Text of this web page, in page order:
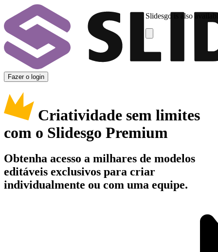
Slidesgo is also
Fazer o login
Criatividade sem limites
com o Slidesgo Premium
Obtenha acesso a milhares de modelos
editáveis exclusivos para criar
individualmente ou com uma equipe.